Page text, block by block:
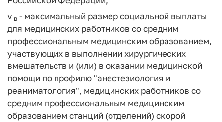
v в - максимальный размер социальной выплаты
для медицинских работников со средним
профессиональным медицинским образованием,
участвующих в выполнении хирургических
вмешательств и (или) в оказании медицинской
помощи по профилю "анестезиология и
реаниматология", медицинских работников со
средним профессиональным медицинским
образованием станций (отделений) скорой